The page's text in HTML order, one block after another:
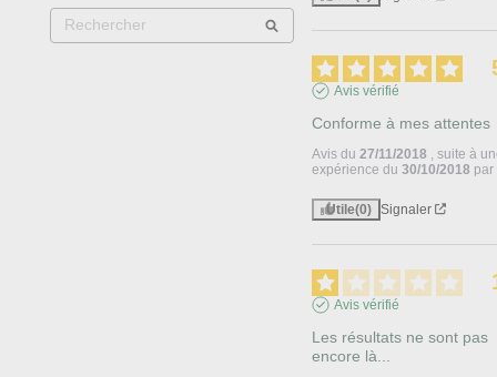
Avis vérifié
Conforme à mes attentes
Avis du27/11/2018
, suite à
expérience du30/10/2018 par
Utile(0) Signaler
Avis vérifié
Les résultats ne sont pas
encore là...